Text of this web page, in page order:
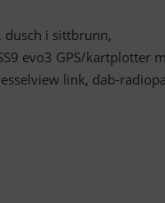
dusch i sittbrunn,
evo3 GPS/kartplotter
link, dab-